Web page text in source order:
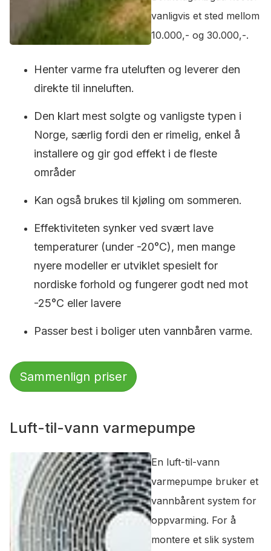
vanligvis et sted mellom
10.000,- og 30.000,-.
Henter varme fra uteluften og leverer den
direkte til inneluften.
Den klart mest solgte og vanligste typen i
Norge, særlig fordi den er rimelig, enkel å
installere og gir god effekt i de fleste
områder
Kan også brukes til kjøling om sommeren.
Effektiviteten synker ved svært lave
temperaturer (under -20°C), men mange
nyere modeller er utviklet spesielt for
nordiske forhold og fungerer godt ned mot
-25°C eller lavere
Passer best i boliger uten vannbåren varme.
Sammenlign priser
Luft-til-vann varmepumpe
En luft-til-vann
varmepumpe bruker et
vannbårent system for
oppvarming. For å
montere et slik system